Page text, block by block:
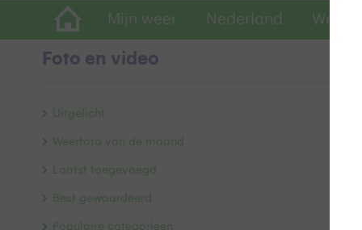
Mijn weer Nederland
Foto en video
Uitgelicht
Weerfoto van de maand
Laatst toegevoegd
Best gewaardeerd
Populaire categorieën